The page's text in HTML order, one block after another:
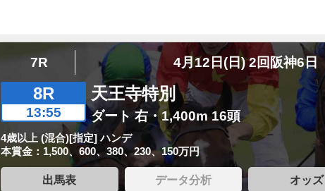
7R 4月12日(日) 2回阪神6日
8R
13:55
天王寺特別
ダート 右・1,400m 16頭
4歳以上 (混合)[指定] ハンデ
本賞金：1,500、600、380、230、150万円
出馬表 データ分析 オッズ